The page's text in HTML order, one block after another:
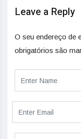
Leave a Reply
O seu endereço de
obrigatórios são